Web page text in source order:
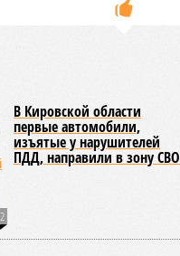
2
В Кировской области
первые автомобили,
изъятые у нарушителей
ПДД, направили в зону СВО